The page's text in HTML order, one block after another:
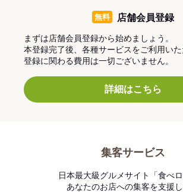
無料 店舗会員登録
まずは店舗会員登録から始めましょう。
本登録完了後、各種サービスをご利用い
登録に関わる費用は一切ございません。
詳細はこちら
集客サービス
日本最大級グルメサイト「食べ
あなたのお店への集客を支援